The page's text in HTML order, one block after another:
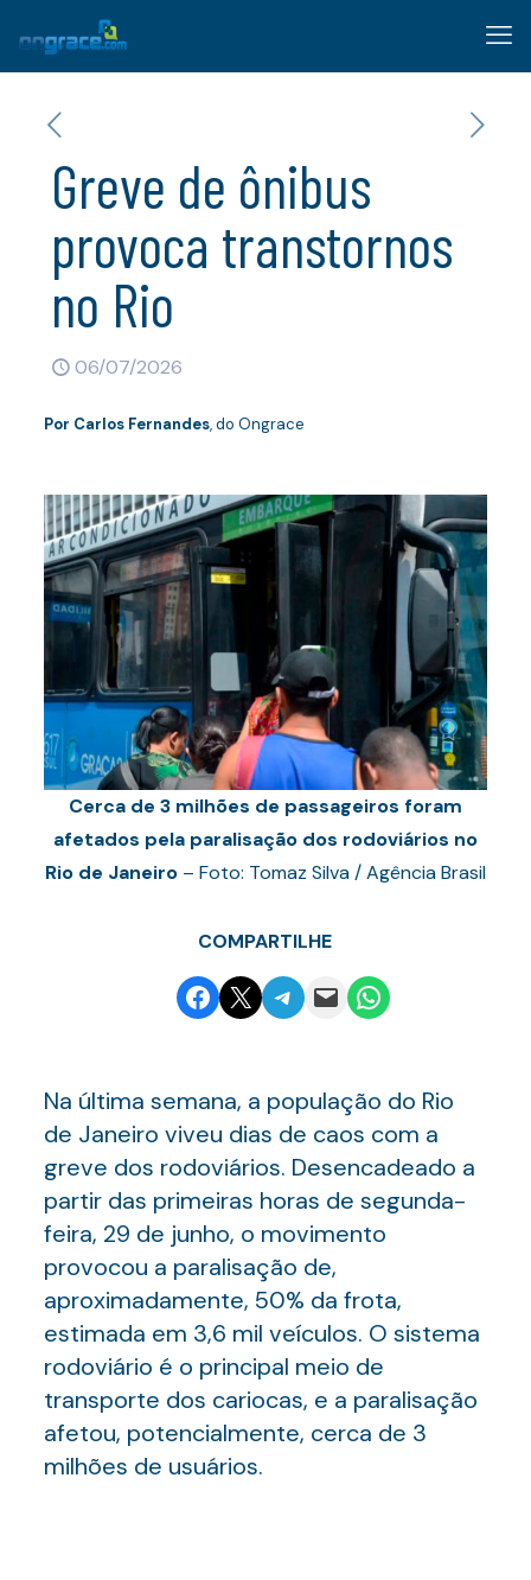
Greve de ônibus
provoca transtornos
no Rio
06/07/2026
Por Carlos Fernandes, do Ongrace
Cerca de 3 milhões de passageiros foram
afetados pela paralisação dos rodoviários no
Rio de Janeiro– Foto: Tomaz Silva / Agência Brasil
COMPARTILHE
Share on Facebook
Email this PageShare on Telegram
Email this PageShare on WhatsApp
Na última semana, a população do Rio
de Janeiro viveu dias de caos com a
greve dos rodoviários. Desencadeado a
partir das primeiras horas de segunda-
feira, 29 de junho, o movimento
provocou a paralisação de,
aproximadamente, 50% da frota,
estimada em 3,6 mil veículos. O sistema
rodoviário é o principal meio de
transporte dos cariocas, e a paralisação
afetou, potencialmente, cerca de 3
milhões de usuários.